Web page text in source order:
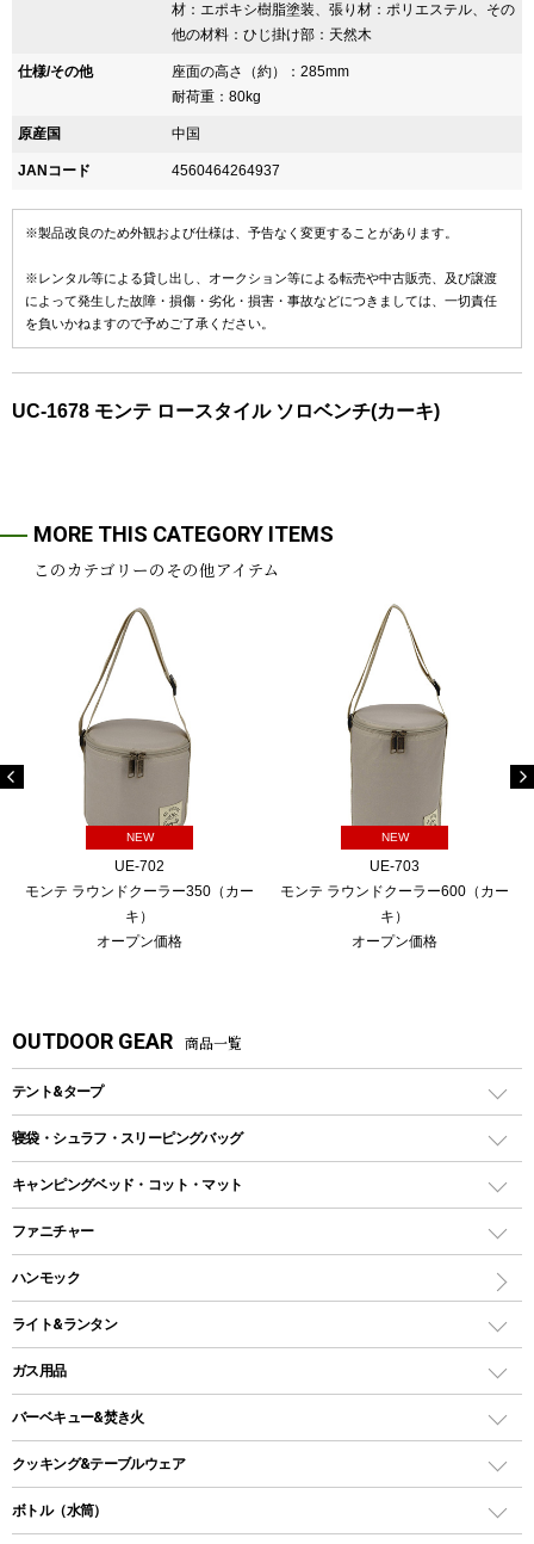
材：エポキシ樹脂塗装、張り材：ポリエステル、その
他の材料：ひじ掛け部：天然木
仕様/その他
座面の高さ（約）：285mm
耐荷重：80kg
原産国 中国
JANコード 4560464264937
※製品改良のため外観および仕様は、予告なく変更することがあります。
※レンタル等による貸し出し、オークション等による転売や中古販売、及び譲渡
によって発生した故障・損傷・劣化・損害・事故などにつきましては、一切責任
を負いかねますので予めご了承ください。
UC-1678 モンテ ロースタイル ソロベンチ(カーキ)
MORE THIS CATEGORY ITEMS
このカテゴリーのその他アイテム
NEW
UE-702
モンテ ラウンドクーラー350（カー
キ）
オープン価格
NEW
UE-703
モンテ ラウンドクーラー600（カー
キ）
オープン価格
OUTDOOR GEAR 商品一覧
テント&タープ
テント
ツールームテント
ワンポールテント
シェルターテント
ロッジ型・オリジナルテント
タープ
スクエアタープ（レクタタープ）
メッシュタープ
寝袋・シュラフ・スリーピングバッグ
レクタングラー型（封筒型）シュラフ
インナーシュラフ
キャンピングベッド・コット・マット
キャンピングベッド・コット
インフレータブルマット
ファニチャー
アウトドアテーブル
レジャーシート
ハンモック
ライト&ランタン
LEDランタン
ガスランタン
オイルランタン
LEDライト
ガス用品
ガスバーナー
ガス缶
バーベキュー&焚き火
バーベキューコンロ、グリル
焚き火台タイプ（ロースタイル）グリル
クッキング&テーブルウェア
ダッチオーブン
ボトル（水筒）